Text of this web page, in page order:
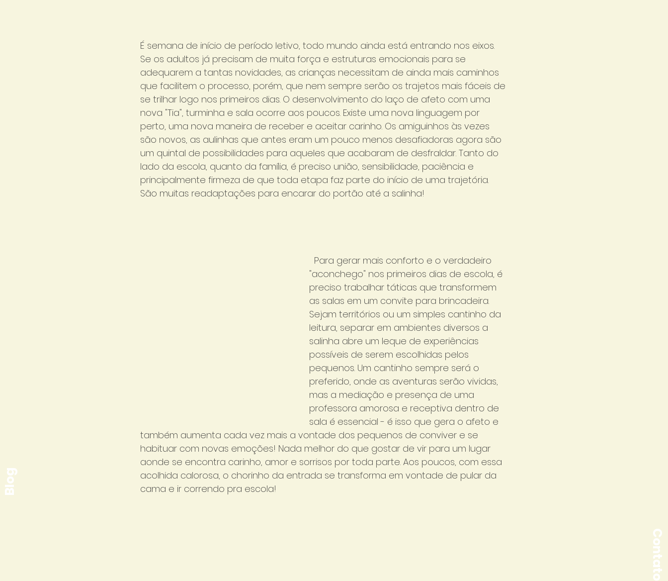
Contato
Blog
É semana de início de período letivo, todo mundo ainda está entrando nos eixos.
Se os adultos já precisam de muita força e estruturas emocionais para se
adequarem a tantas novidades, as crianças necessitam de ainda mais caminhos
que facilitem o processo, porém, que nem sempre serão os trajetos mais fáceis de
se trilhar logo nos primeiros dias. O desenvolvimento do laço de afeto com uma
nova "Tia", turminha e sala ocorre aos poucos. Existe uma nova linguagem por
perto, uma nova maneira de receber e aceitar carinho. Os amiguinhos às vezes
são novos, as aulinhas que antes eram um pouco menos desafiadoras agora são
um quintal de possibilidades para aqueles que acabaram de desfraldar. Tanto do
lado da escola, quanto da família, é preciso união, sensibilidade, paciência e
principalmente firmeza de que toda etapa faz parte do início de uma trajetória.
São muitas readaptações para encarar do portão até a salinha!
"aconchego" nos primeiros dias de escola, é
preciso trabalhar táticas que transformem
as salas em um convite para brincadeira.
Sejam territórios ou um simples cantinho da
leitura, separar em ambientes diversos a
salinha abre um leque de experiências
possíveis de serem escolhidas pelos
pequenos. Um cantinho sempre será o
preferido, onde as aventuras serão vividas,
mas a mediação e presença de uma
professora amorosa e receptiva dentro de
sala é essencial - é isso que gera o afeto e
também aumenta cada vez mais a vontade dos pequenos de conviver e se
habituar com novas emoções! Nada melhor do que gostar de vir para um lugar
aonde se encontra carinho, amor e sorrisos por toda parte. Aos poucos, com essa
acolhida calorosa, o chorinho da entrada se transforma em vontade de pular da
cama e ir correndo pra escola!